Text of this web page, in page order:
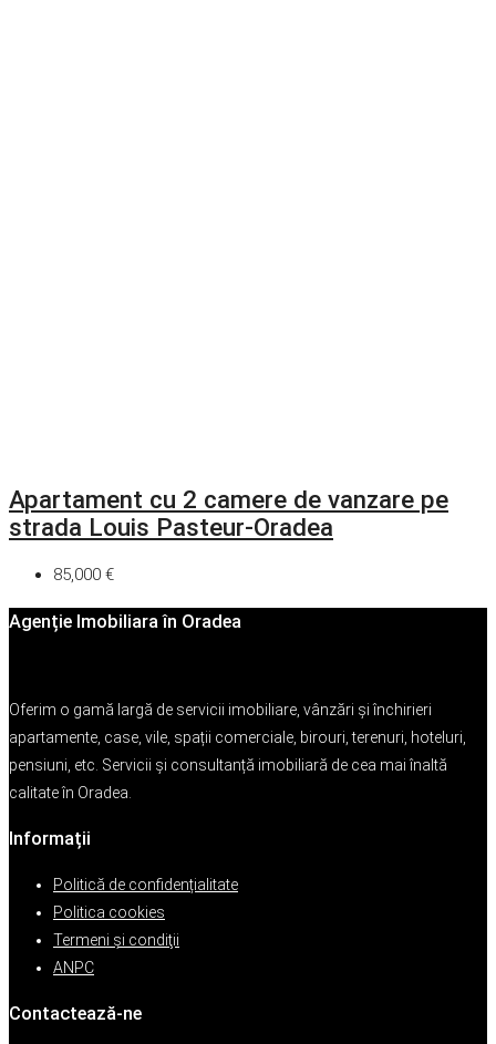
Apartament cu 2 camere de vanzare pe
strada Louis Pasteur-Oradea
85,000 €
Agenție Imobiliara în Oradea
Oferim o gamă largă de servicii imobiliare, vânzări și închirieri
apartamente, case, vile, spații comerciale, birouri, terenuri, hoteluri,
pensiuni, etc. Servicii și consultanță imobiliară de cea mai înaltă
calitate în Oradea.
Informații
Politică de confidențialitate
Politica cookies
Termeni şi condiţii
ANPC
Contactează-ne